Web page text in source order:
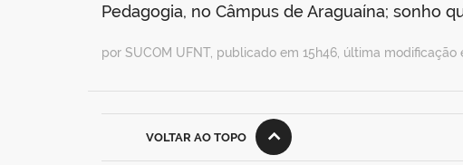
Pedagogia, no Câmpus de Araguaína; sonho
por SUCOM UFNT, publicado em 15h46, última
VOLTAR AO TOPO